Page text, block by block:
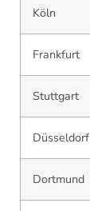
Köln
Frankfurt
Stuttgart
Düsseldorf
Dortmund